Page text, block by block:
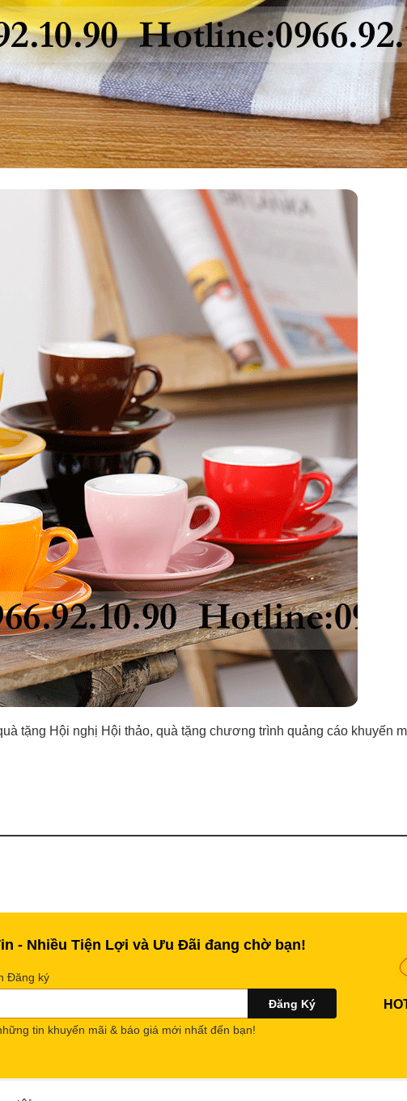
tặng Hội nghị Hội thảo, quà tặng chương trình quảng cáo khuyến
- Nhiều Tiện Lợi và Ưu Đãi đang chờ bạn!
Đăng ký
tin khuyến mãi & báo giá mới nhất đến bạn!